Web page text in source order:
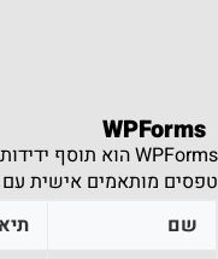
WPForms
טפסים מותאמים אישית עם
שם